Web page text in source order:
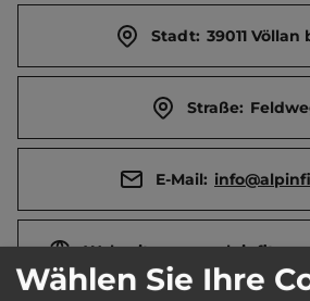
Stadt: 39011 Völlan
Straße:
E-Mail:
Webseite:
Wählen Sie Ihre